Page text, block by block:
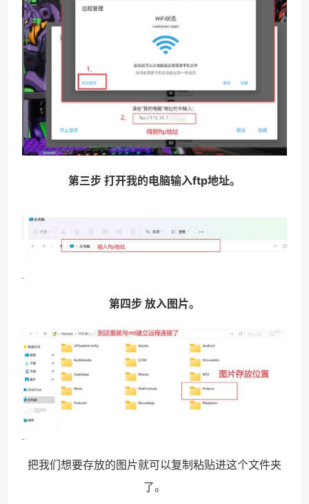
第三步 打开我的电脑输入ftp地址。
第四步 放入图片。
把我们想要存放的图片就可以复制粘贴进这个文件夹
了。